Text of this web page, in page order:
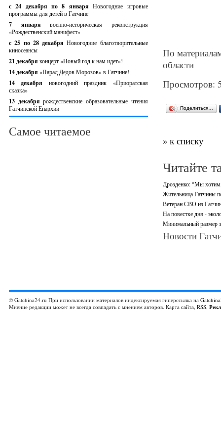
с 24 декабря по 8 январяНовогодние игровые
программы для детей в Гатчине
7 январявоенно-историческая реконструкция
«Рождественский манифест»
c 25 по 28 декабряНовогодние благотворительные
киносеансы
21 декабря концерт «Новый год к нам идет»!
14 декабря «Парад Дедов Морозов» в Гатчине!
14 декабря новогодний праздник «Приоратская
сказка»
13 декабрярождественские образовательные чтения
Гатчинской Епархии
Самое читаемое
По
области
Просмотров:
Поделиться…
» к списку
Читайте
Дрозденко: "Мы хотим,
Жительница Гатчины
Ветеран СВО из
На повестке дня -
Минимальный размер
Новости
© Gatchina24.ru При использовании материалов индексируемая гиперссылка на
Мнение редакции может не всегда совпадать с мнением авторов. Карта сайта, RSS,